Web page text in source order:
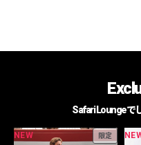
Safari Loungeで
NEW 限定